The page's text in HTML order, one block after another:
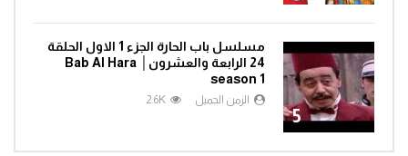
5
مسلسل باب الحارة الجزء 1 الاول الحلقة
24 الرابعة والعشرون│ Bab Al Hara
season 1
الزمن الجميل 2.6K